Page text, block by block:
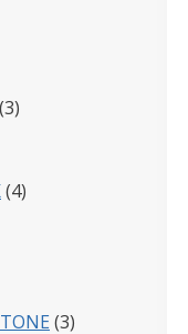
33
4товара
3товара